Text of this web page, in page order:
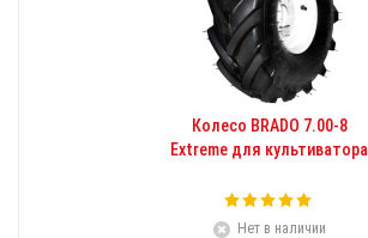
Колесо BRADO 7.00-8
Extreme для культиватора
Нет в наличии